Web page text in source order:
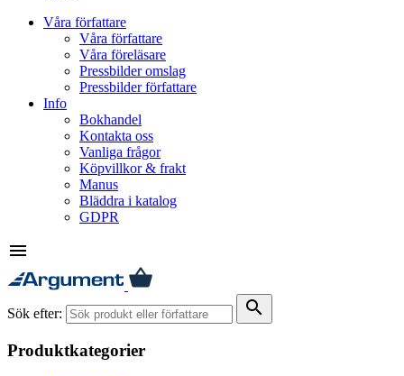
Våra författare
Våra författare
Våra föreläsare
Pressbilder omslag
Pressbilder författare
Info
Bokhandel
Kontakta oss
Vanliga frågor
Köpvillkor & frakt
Manus
Bläddra i katalog
GDPR
menu
Sök efter: search
Produktkategorier